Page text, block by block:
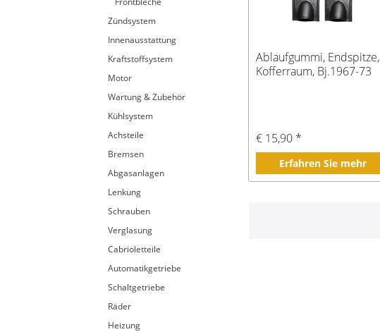
Zündsystem
Innenausstattung
Kraftstoffsystem
Motor
Wartung & Zubehör
Kühlsystem
Achsteile
Bremsen
Abgasanlagen
Lenkung
Schrauben
Verglasung
Cabrioletteile
Automatikgetriebe
Schaltgetriebe
Räder
Heizung
Ablaufgummi, Endspitze,
Kofferraum, Bj.1967-73
€ 15,90 *
Erfahren Sie mehr